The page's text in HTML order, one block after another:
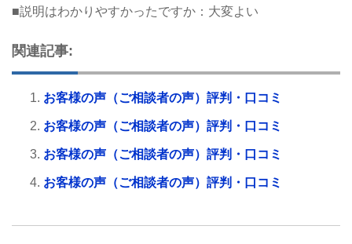
■説明はわかりやすかったですか：大変よい
関連記事:
お客様の声（ご相談者の声）評判・口コミ
お客様の声（ご相談者の声）評判・口コミ
お客様の声（ご相談者の声）評判・口コミ
お客様の声（ご相談者の声）評判・口コミ